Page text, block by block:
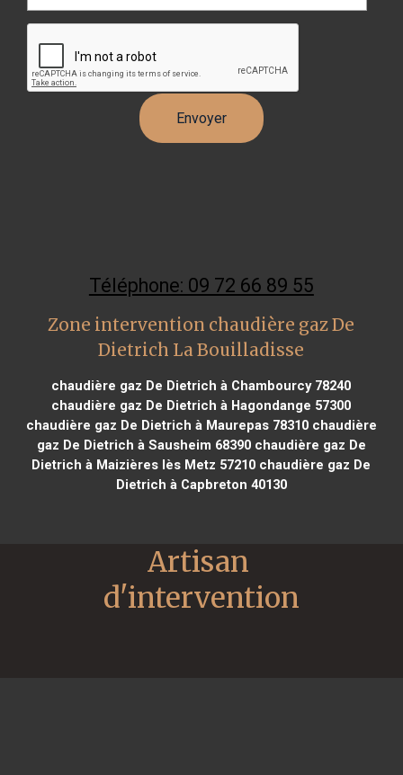
Téléphone: 09 72 66 89 55
Zone intervention chaudière gaz De
Dietrich La Bouilladisse
chaudière gaz De Dietrich à Chambourcy 78240
chaudière gaz De Dietrich à Hagondange 57300
chaudière gaz De Dietrich à Maurepas 78310chaudière
gaz De Dietrich à Sausheim 68390chaudière gaz De
Dietrich à Maizières lès Metz 57210 chaudière gaz De
Dietrich à Capbreton 40130
Artisan
d'intervention